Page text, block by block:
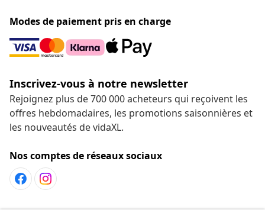
Modes de paiement pris en charge
Inscrivez-vous à notre newsletter
Rejoignez plus de 700 000 acheteurs qui reçoivent les
offres hebdomadaires, les promotions saisonnières et
les nouveautés de vidaXL.
Nos comptes de réseaux sociaux